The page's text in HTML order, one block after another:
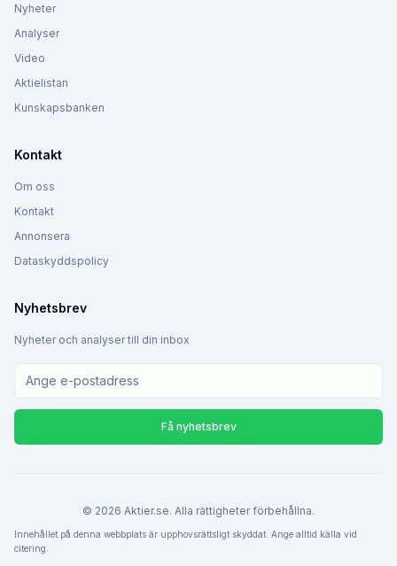
Nyheter
Analyser
Video
Aktielistan
Kunskapsbanken
Kontakt
Om oss
Kontakt
Annonsera
Dataskyddspolicy
Nyhetsbrev
Nyheter och analyser till din inbox
Få nyhetsbrev
© 2026 Aktier.se. Alla rättigheter förbehållna.
Innehållet på denna webbplats är upphovsrättsligt skyddat. Ange alltid källa vid
citering.